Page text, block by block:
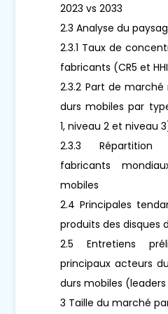
2023 vs 2033
2.3 Analyse du
2.3.1 Taux de
fabricants (CR5 et
2.3.2 Part de
durs mobiles par
1, niveau 2 et niveau
2.3.3 Répartition
fabricants
mobiles
2.4 Principales
produits des disques
2.5 Entretiens
principaux acteurs
durs mobiles
3 Taille du marché